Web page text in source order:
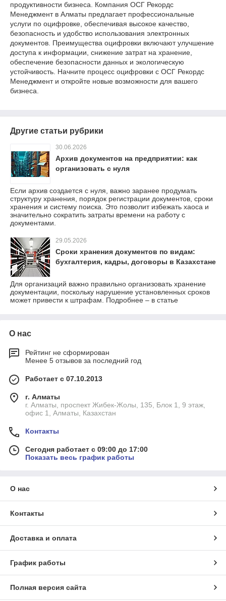
продуктивности бизнеса. Компания ОСГ Рекордс
Менеджмент в Алматы предлагает профессиональные
услуги по оцифровке, обеспечивая высокое качество,
безопасность и удобство использования электронных
документов. Преимущества оцифровки включают улучшение
доступа к информации, снижение затрат на хранение,
обеспечение безопасности данных и экологическую
устойчивость. Начните процесс оцифровки с ОСГ Рекордс
Менеджмент и откройте новые возможности для вашего
бизнеса.
Другие статьи рубрики
30.06.2026
Архив документов на предприятии: как
организовать с нуля
Если архив создается с нуля, важно заранее продумать
структуру хранения, порядок регистрации документов, сроки
хранения и систему поиска. Это позволит избежать хаоса и
значительно сократить затраты времени на работу с
документами.
29.05.2026
Сроки хранения документов по видам:
бухгалтерия, кадры, договоры в Казахстане
Для организаций важно правильно организовать хранение
документации, поскольку нарушение установленных сроков
может привести к штрафам. Подробнее – в статье
О нас
Рейтинг не сформирован
Менее 5 отзывов за последний год
Работает с 07.10.2013
г. Алматы
г. Алматы, проспект Жибек-Жолы, 135, Блок 1, 9 этаж,
офис 1, Алматы, Казахстан
Контакты
Сегодня работает с 09:00 до 17:00
Показать весь график работы
О нас
Контакты
Доставка и оплата
График работы
Полная версия сайта